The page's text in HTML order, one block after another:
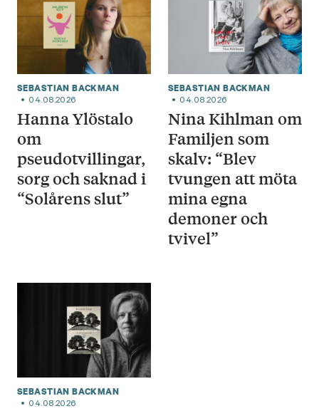
SEBASTIAN BACKMAN
04.08.2026
Hanna Ylöstalo
om
pseudotvillingar,
sorg och saknad i
“Solårens slut”
SEBASTIAN BACKMAN
04.08.2026
Nina Kihlman om
Familjen som
skalv: “Blev
tvungen att möta
mina egna
demoner och
tvivel”
SEBASTIAN BACKMAN
04.08.2026